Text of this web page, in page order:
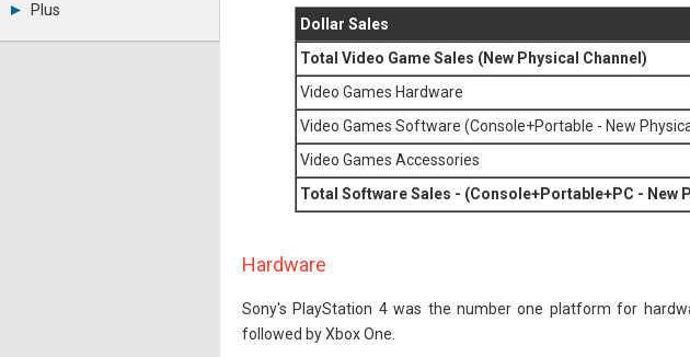
LinkedIn
Plus
Annonceurs
Dollar Sales
Total Video Game Sales (New Physical Channel)
Video Games Hardware
Video Games Software (Console+Portable - New
Video Games Accessories
Total Software Sales - (Console+Portable+PC - New
Hardware
Sony's PlayStation 4 was the number one platform for
followed by Xbox One.